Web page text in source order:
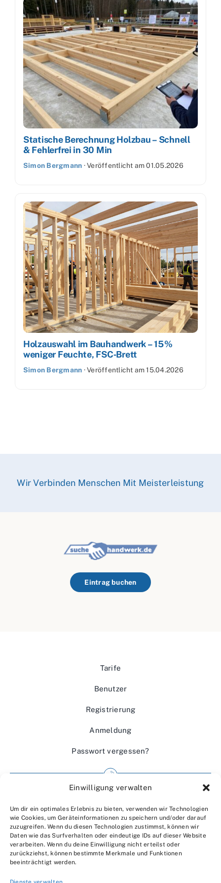
Einwilligung verwalten
Um dir ein optimales Erlebnis zu bieten, verwenden wir Technologien
wie Cookies, um Geräteinformationen zu speichern und/oder darauf
zuzugreifen. Wenn du diesen Technologien zustimmst, können wir
Daten wie das Surfverhalten oder eindeutige IDs auf dieser Website
verarbeiten. Wenn du deine Einwilligung nicht erteilst oder
zurückziehst, können bestimmte Merkmale und Funktionen
beeinträchtigt werden.
Statische Berechnung Holzbau – Schnell
& Fehlerfrei in 30 Min
Simon Bergmann ·Veröffentlicht am01.05.2026
Holzauswahl im Bauhandwerk – 15 %
weniger Feuchte, FSC‑Brett
Simon Bergmann ·Veröffentlicht am15.04.2026
Wir Verbinden Menschen Mit Meisterleistung
Eintrag buchen
Tarife
Benutzer
Registrierung
Anmeldung
Passwort vergessen?
Wir über uns
Kontakt
Datenschutzerklärung